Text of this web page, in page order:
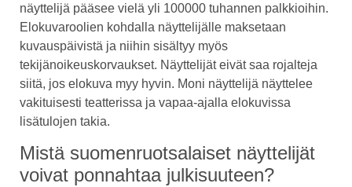
näyttelijä pääsee vielä yli 100000 tuhannen palkkioihin.
Elokuvaroolien kohdalla näyttelijälle maksetaan
kuvauspäivistä ja niihin sisältyy myös
tekijänoikeuskorvaukset. Näyttelijät eivät saa rojalteja
siitä, jos elokuva myy hyvin. Moni näyttelijä näyttelee
vakituisesti teatterissa ja vapaa-ajalla elokuvissa
lisätulojen takia.
Mistä suomenruotsalaiset näyttelijät
voivat ponnahtaa julkisuuteen?